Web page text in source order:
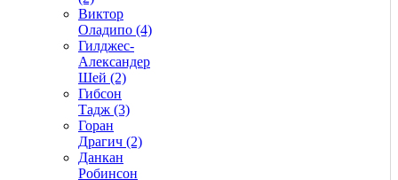
Виктор
Оладипо (4)
Гилджес-
Александер
Шей (2)
Гибсон
Тадж (3)
Горан
Драгич (2)
Данкан
Робинсон